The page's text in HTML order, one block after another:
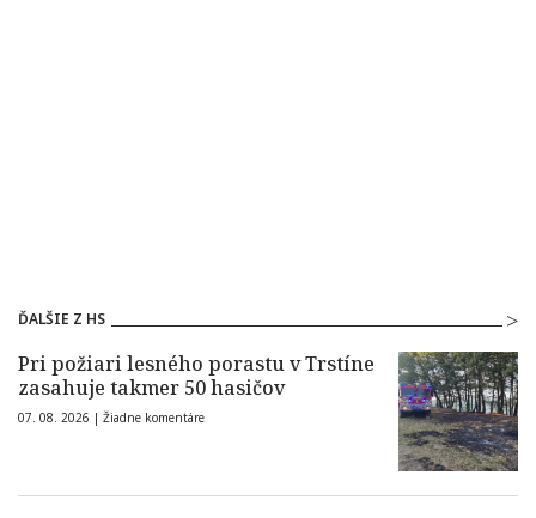
ĎALŠIE Z HS
Pri požiari lesného porastu v Trstíne
zasahuje takmer 50 hasičov
07. 08. 2026 | Žiadne komentáre